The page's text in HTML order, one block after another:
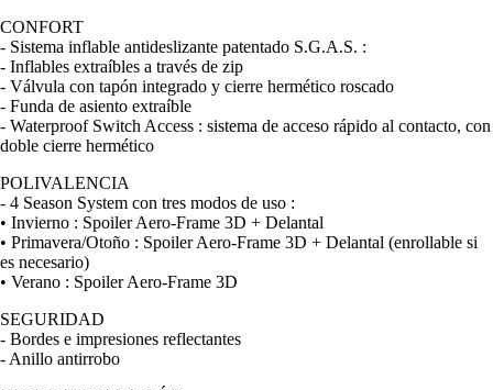
CONFORT
- Sistema inflable antideslizante patentado S.G.A.S. :
- Inflables extraíbles a través de zip
- Válvula con tapón integrado y cierre hermético roscado
- Funda de asiento extraíble
- Waterproof Switch Access : sistema de acceso rápido al contacto, con
doble cierre hermético
POLIVALENCIA
- 4 Season System con tres modos de uso :
• Invierno : Spoiler Aero-Frame 3D + Delantal
• Primavera/Otoño : Spoiler Aero-Frame 3D + Delantal (enrollable si
es necesario)
• Verano : Spoiler Aero-Frame 3D
SEGURIDAD
- Bordes e impresiones reflectantes
- Anillo antirrobo